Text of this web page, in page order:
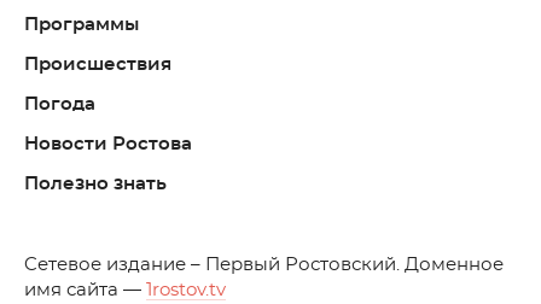
Программы
Происшествия
Погода
Новости Ростова
Полезно знать
Cетевое издание – Первый Ростовский. Доменное
имя сайта —
1rostov.tv